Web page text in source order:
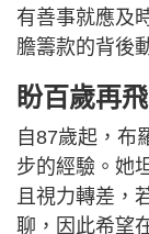
有善事就應及
膽籌款的背後
盼百歲再飛
自87歲起，布
步的經驗。她
且視力轉差，
聊，因此希望